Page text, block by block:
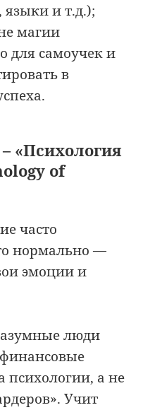
и т.д.);
магии
для самоучек и
в
«Психология
of
часто
нормально —
эмоции и
люди
психологии, а не
Учит